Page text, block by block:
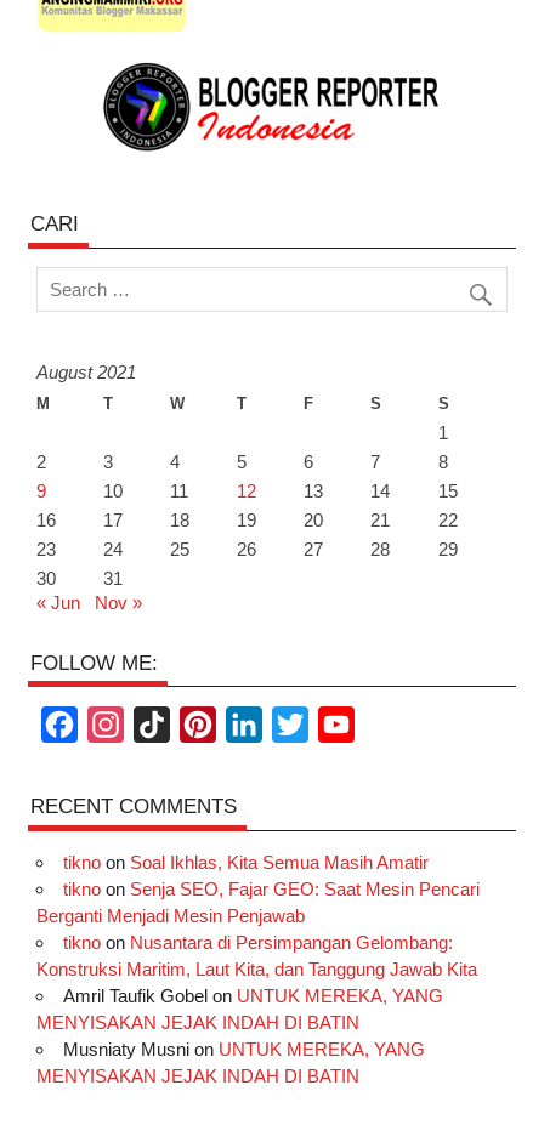
CARI
August 2021
M T W T F S S
1
2
3 4 5 6 7
8
9
10 11 12 13 14
15
16
17 18 19 20 21
22
23
24 25 26 27 28
29
30
31
« Jun
Nov »
FOLLOW ME:
c
e
b
o
k
s
t
a
r
a
m
k
T
o
k
n
t
e
e
s
k
e
I
n
t
t
r
T
u
e
RECENT COMMENTS
tiknoon Soal Ikhlas, Kita Semua Masih Amatir
tiknoon Senja SEO, Fajar GEO: Saat Mesin Pencari
Berganti Menjadi Mesin Penjawab
tiknoon Nusantara di Persimpangan Gelombang:
Konstruksi Maritim, Laut Kita, dan Tanggung Jawab Kita
Amril Taufik Gobelon UNTUK MEREKA, YANG
MENYISAKAN JEJAK INDAH DI BATIN
Musniaty Musnion UNTUK MEREKA, YANG
MENYISAKAN JEJAK INDAH DI BATIN